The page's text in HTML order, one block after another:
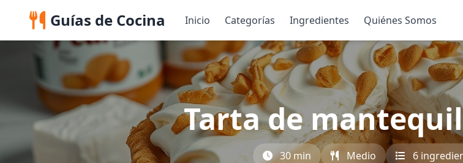
Guías de Cocina Inicio Categorías Ingredientes Quiénes Somos
Tarta de
30 min Medio 6